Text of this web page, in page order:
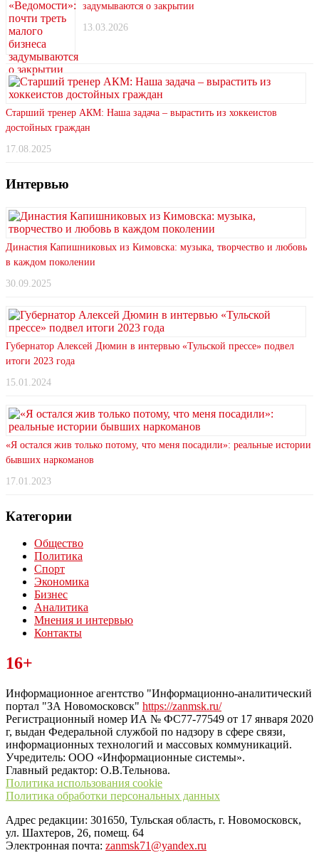
задумываются о закрытии
13.03.2026
Старший тренер АКМ: Наша задача – вырастить из хоккеистов
достойных граждан
17.08.2025
Интервью
Династия Капишниковых из Кимовска: музыка, творчество и любовь
в каждом поколении
30.09.2025
Губернатор Алексей Дюмин в интервью «Тульской прессе» подвел
итоги 2023 года
15.01.2024
«Я остался жив только потому, что меня посадили»: реальные истории
бывших наркоманов
17.01.2023
Категории
Общество
Политика
Спорт
Экономика
Бизнес
Аналитика
Мнения и интервью
Контакты
Читайте последние новости дня в Тульской области на сайте
“ЗаНовомосковск”
16+
Информационное агентство "Информационно-аналитический
портал "ЗА Новомосковск" https://zanmsk.ru/
Регистрационный номер ИА № ФС77-77549 от 17 января 2020
г, выдан Федеральной службой по надзору в сфере связи,
информационных технологий и массовых коммуникаций.
Учредитель: ООО «Информационные системы».
Главный редактор: О.В.Тельнова.
Политика использования cookie
Политика обработки персональных данных
Адрес редакции: 301650, Тульская область, г. Новомосковск,
ул. Шахтеров, 26, помещ. 64
Электронная почта: zanmsk71@yandex.ru